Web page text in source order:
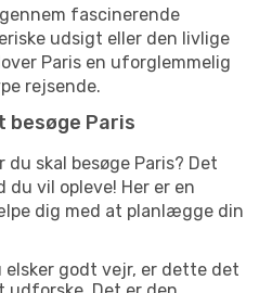
fascinerende
udsigt eller den livlige
Paris en uforglemmelig
rejsende.
Paris
skal besøge Paris? Det
vil opleve! Her er en
dig med at planlægge din
elsker godt vejr, er dette det